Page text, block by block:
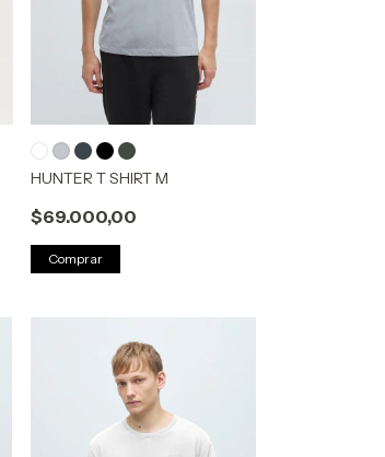
HUNTER T SHIRT M
$69.000,00
Comprar